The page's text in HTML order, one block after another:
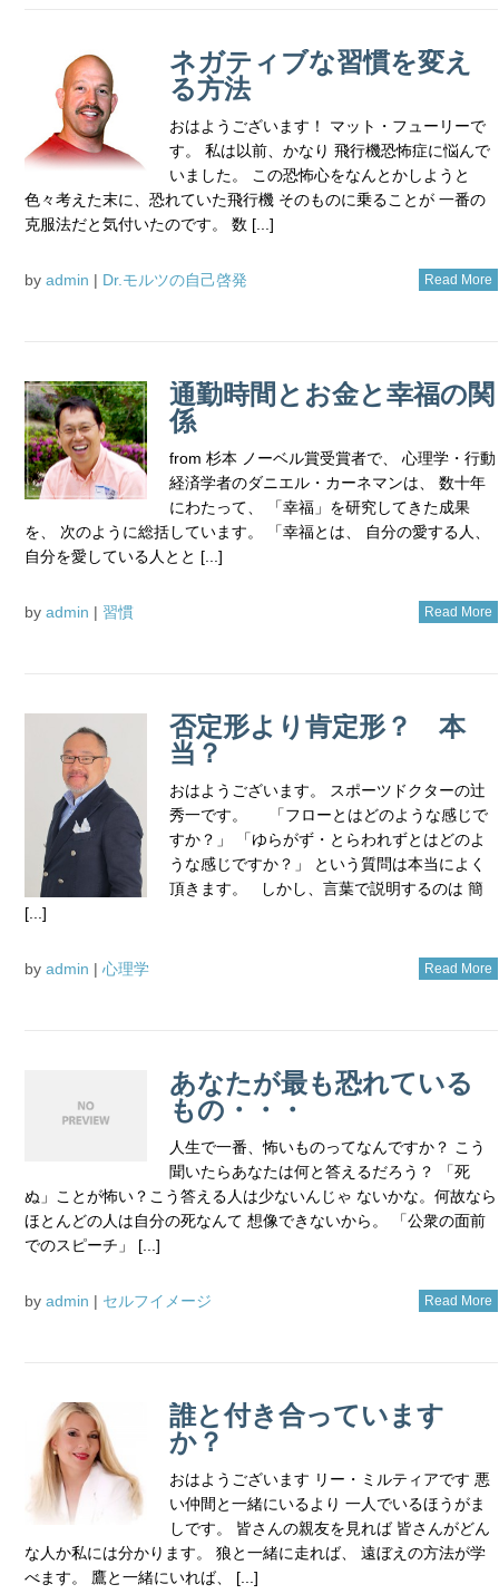
ネガティブな習慣を変え
る方法
おはようございます！ マット・フューリーで
す。 私は以前、かなり 飛行機恐怖症に悩んで
いました。 この恐怖心をなんとかしようと
色々考えた末に、恐れていた飛行機 そのものに乗ることが 一番の
克服法だと気付いたのです。 数 [...]
by admin | Dr.モルツの自己啓発 Read More
通勤時間とお金と幸福の関
係
from 杉本 ノーベル賞受賞者で、 心理学・行動
経済学者のダニエル・カーネマンは、 数十年
にわたって、 「幸福」を研究してきた成果
を、 次のように総括しています。 「幸福とは、 自分の愛する人、
自分を愛している人とと [...]
by admin | 習慣 Read More
否定形より肯定形？ 本
当？
おはようございます。 スポーツドクターの辻
秀一です。 「フローとはどのような感じで
すか？」 「ゆらがず・とらわれずとはどのよ
うな感じですか？」 という質問は本当によく
頂きます。 しかし、言葉で説明するのは 簡
[...]
by admin | 心理学 Read More
あなたが最も恐れている
もの・・・
人生で一番、怖いものってなんですか？ こう
聞いたらあなたは何と答えるだろう？ 「死
ぬ」ことが怖い？こう答える人は少ないんじゃ ないかな。何故なら
ほとんどの人は自分の死なんて 想像できないから。 「公衆の面前
でのスピーチ」 [...]
by admin | セルフイメージ Read More
誰と付き合っています
か？
おはようございます リー・ミルティアです 悪
い仲間と一緒にいるより 一人でいるほうがま
しです。 皆さんの親友を見れば 皆さんがどん
な人か私には分かります。 狼と一緒に走れば、 遠ぼえの方法が学
べます。 鷹と一緒にいれば、 [...]